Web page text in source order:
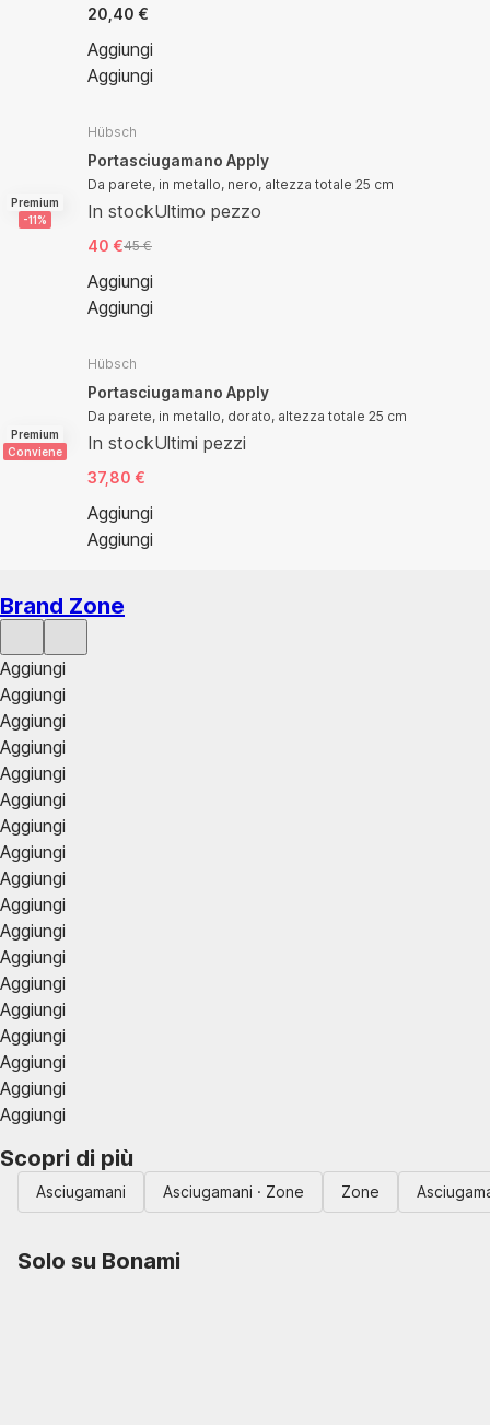
20,40 €
Aggiungi
Aggiungi
Premium
-11%
Hübsch
Portasciugamano Apply
Da parete, in metallo, nero, altezza totale 25 cm
In stockUltimo pezzo
40 €45 €
Aggiungi
Aggiungi
Premium
Conviene
Hübsch
Portasciugamano Apply
Da parete, in metallo, dorato, altezza totale 25 cm
In stockUltimi pezzi
37,80 €
Aggiungi
Aggiungi
Brand Zone
Aggiungi
Aggiungi
Aggiungi
Aggiungi
Aggiungi
Aggiungi
Aggiungi
Aggiungi
Aggiungi
Aggiungi
Aggiungi
Aggiungi
Aggiungi
Aggiungi
Aggiungi
Aggiungi
Aggiungi
Aggiungi
Scopri di più
Asciugamani Asciugamani · Zone Zone
Solo su Bonami